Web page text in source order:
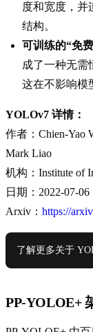
度和宽度，并
结构。
可训练的“免
成了一种无需
这在不影响模
YOLOv7 详情：
作者：Chien-Yao
Mark Liao
机构：Institute of
日期：2022-07-06
Arxiv： https://
了解更多关于
PP-YOLOE+